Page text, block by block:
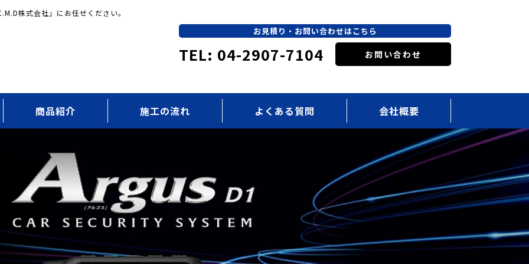
株式会社」にお任せください。
お見積り・お問い合わせはこちら
TEL: 04-2907-7104 お問い合わせ
商品紹介 施工の流れ よくある質問 会社概要